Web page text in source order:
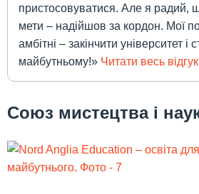
пристосовуватися. Але я радий,
мети – надійшов за кордон. Мої
амбітні – закінчити університет
майбутньому!» Читати весь
Союз мистецтва і